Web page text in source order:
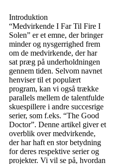
Introduktion
“Medvirkende I Far Til Fire I
Solen” er et emne, der bringer
minder og nysgerrighed frem
om de medvirkende, der har
sat præg på underholdningen
gennem tiden. Selvom navnet
henviser til et populært
program, kan vi også trække
parallels mellem de talentfulde
skuespillere i andre succesrige
serier, som f.eks. “The Good
Doctor”. Denne artikel giver et
overblik over medvirkende,
der har haft en stor betydning
for deres respektive serier og
projekter. Vi vil se på, hvordan